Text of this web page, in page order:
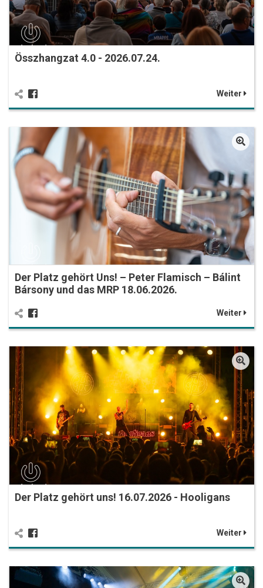
Összhangzat 4.0 - 2026.07.24.
Weiter
Der Platz gehört Uns! – Peter Flamisch – Bálint
Bársony und das MRP 18.06.2026.
Weiter
Der Platz gehört uns! 16.07.2026 - Hooligans
Weiter